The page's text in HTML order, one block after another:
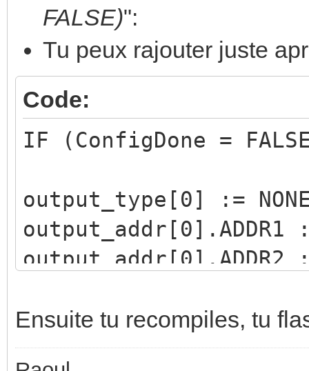
<boolean> (switch
dali_blink:
<address> <group?>
<max_level>
<power_on_level>
FALSE)":
Tu peux rajouter juste
Code:
IF (ConfigDone =
output_type[0] :=
output_addr[0].ADDR1
output_addr[0].ADDR2
output_type[1] :=
Ensuite tu recompiles, tu